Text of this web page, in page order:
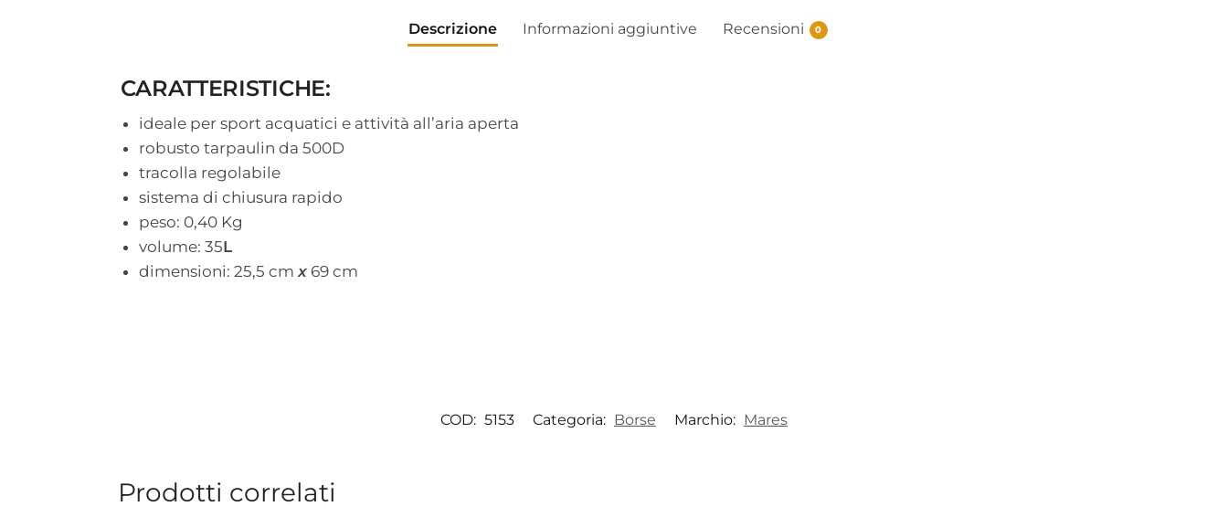
Descrizione Informazioni aggiuntive Recensioni 0
CARATTERISTICHE:
ideale per sport acquatici e attività all’aria aperta
robusto tarpaulin da 500D
tracolla regolabile
sistema di chiusura rapido
peso: 0,40 Kg
volume: 35L
dimensioni: 25,5 cmx69 cm
COD: 5153 Categoria: Borse Marchio: Mares
Prodotti correlati